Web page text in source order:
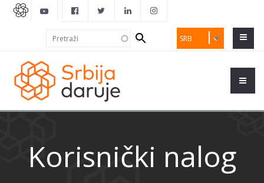
SRB
Search
form
Korisnički nalog